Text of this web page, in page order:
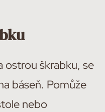
ostrou škrabku, se
báseň. Pomůže
nebo